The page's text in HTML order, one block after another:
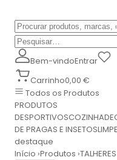
Bem-vindoEntrar
Carrinho0,00 €
Todos os Produtos
PRODUTOS
DESPORTIVOSCOZINHA
DE PRAGAS E INSETOS
destaque
Início ›Produtos ›TALHERES